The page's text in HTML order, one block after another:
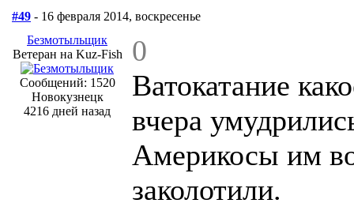
#49 - 16 февраля 2014, воскресенье
Безмотыльщик
Ветеран на Kuz-Fish
Сообщений: 1520
Новокузнецк
4216 дней назад
0
Ватокатание
вчера
Америкосы им
заколотили.